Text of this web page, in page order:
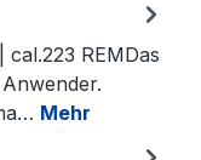
REMDas
Mehr